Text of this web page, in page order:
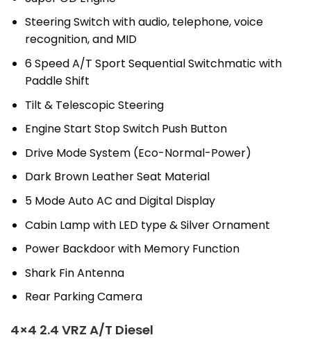
Steering Switch with audio, telephone, voice
recognition, and MID
6 Speed A/T Sport Sequential Switchmatic with
Paddle Shift
Tilt & Telescopic Steering
Engine Start Stop Switch Push Button
Drive Mode System (Eco-Normal-Power)
Dark Brown Leather Seat Material
5 Mode Auto AC and Digital Display
Cabin Lamp with LED type & Silver Ornament
Power Backdoor with Memory Function
Shark Fin Antenna
Rear Parking Camera
4×4 2.4 VRZ A/T Diesel